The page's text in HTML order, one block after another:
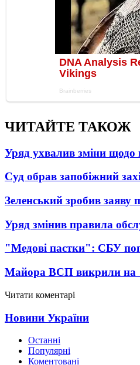
ЧИТАЙТЕ ТАКОЖ
Уряд ухвалив зміни щодо
Суд обрав запобіжний
Зеленський зробив заяву
Уряд змінив правила
"Медові пастки": СБУ
Майора ВСП викрили на
Читати коментарі
Новини України
Останні
Популярні
Коментовані